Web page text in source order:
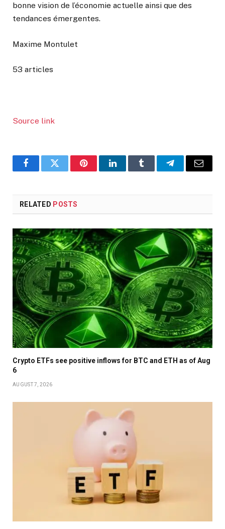
bonne vision de l’économie actuelle ainsi que des
tendances émergentes.
Maxime Montulet
53 articles
Source link
FacebookTwitter PinterestLinkedInTumblr TelegramEmail
RELATED POSTS
Crypto ETFs see positive inflows for BTC and ETH as of Aug
6
AUGUST 7, 2026